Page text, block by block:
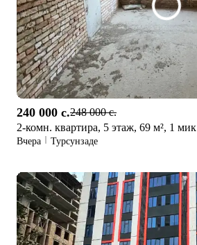
240 000 c.248 000 c.
2-комн. квартира, 5 этаж, 69 м², 1 мик
Вчера Турсунзаде